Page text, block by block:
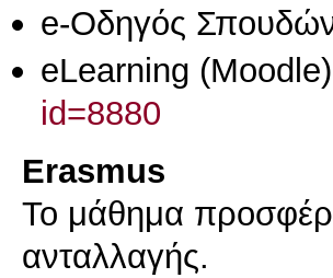
e-Οδηγός
eLearning
id=8880
Erasmus
Το μάθημα
ανταλλαγής.